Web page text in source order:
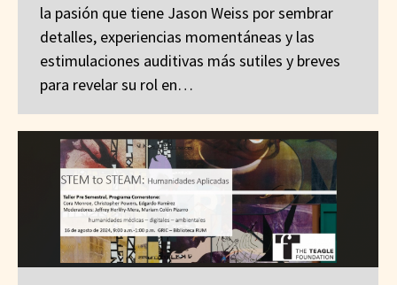
la pasión que tiene Jason Weiss por sembrar
detalles, experiencias momentáneas y las
estimulaciones auditivas más sutiles y breves
para revelar su rol en…